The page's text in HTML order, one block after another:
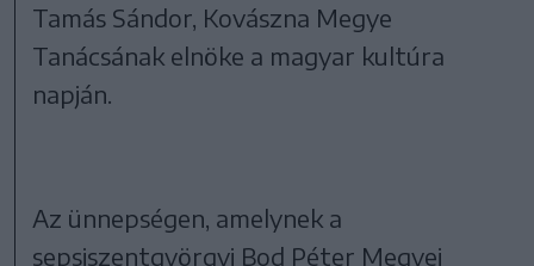
Tamás Sándor, Kovászna Megye
Tanácsának elnöke a magyar kultúra
napján.
Az ünnepségen, amelynek a
sepsiszentgyörgyi Bod Péter Megyei